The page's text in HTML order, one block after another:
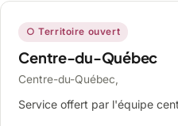
○ Territoire ouvert
Centre-du-Québec
Centre-du-Québec,
Service offert par l'équipe